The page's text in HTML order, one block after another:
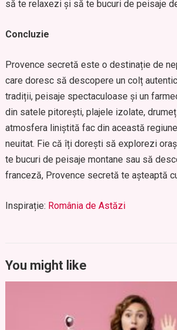
să te relaxezi și să te bucuri de peisaje
Concluzie
Provence secretă este o destinație de
care doresc să descopere un colț
tradiții, peisaje spectaculoase și un
din satele pitorești, plajele izolate,
atmosfera liniștită fac din această
neuitat. Fie că îți dorești să explorezi
te bucuri de peisaje montane sau să
franceză, Provence secretă te așteaptă
Inspirație: România de Astăzi
You might like